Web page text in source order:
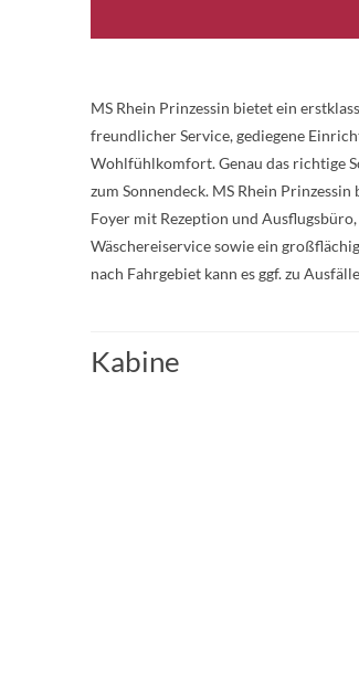
MS Rhein Prinzessin bietet ein
freundlicher Service, gediegene
Wohlfühlkomfort. Genau das richtige
zum Sonnendeck. MS Rhein
Foyer mit Rezeption und
Wäschereiservice sowie ein
nach Fahrgebiet kann es ggf. zu
Kabine